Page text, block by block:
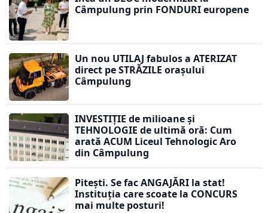
Câmpulung prin FONDURI europene
Un nou UTILAJ fabulos a ATERIZAT
direct pe STRĂZILE orașului
Câmpulung
INVESTIȚIE de milioane și
TEHNOLOGIE de ultimă oră: Cum
arată ACUM Liceul Tehnologic Aro
din Câmpulung
Pitești. Se fac ANGAJĂRI la stat!
Instituția care scoate la CONCURS
mai multe posturi!